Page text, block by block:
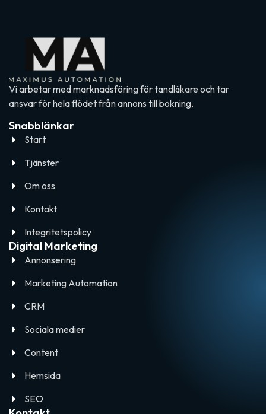
Vi arbetar med marknadsföring för tandläkare och tar
ansvar för hela flödet från annons till bokning.
Snabblänkar
Start
Tjänster
Om oss
Kontakt
Integritetspolicy
Digital Marketing
Annonsering
Marketing Automation
CRM
Sociala medier
Content
Hemsida
SEO